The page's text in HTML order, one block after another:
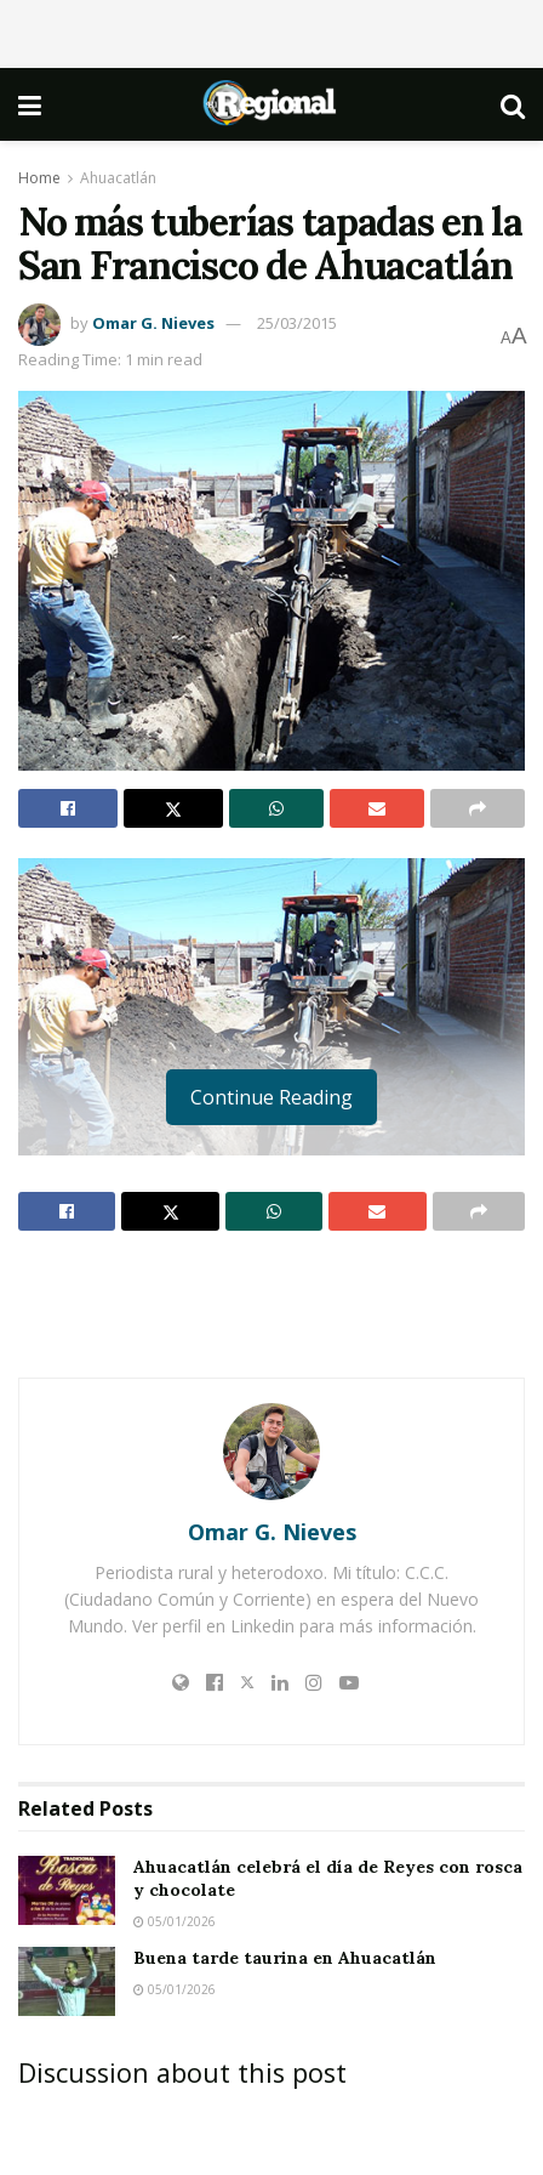
Home Ahuacatlán
No más tuberías tapadas en la
San Francisco de Ahuacatlán
by Omar G. Nieves
25/03/2015
Reading Time: 1 min read
AA
Ahuacatlán celebrá el día de Reyes con rosca y
Buena tarde taurina en Ahuacatlán
Continue Reading
Omar G. Nieves
Periodista rural y heterodoxo. Mi título: C.C.C.
(Ciudadano Común y Corriente) en espera del Nuevo
Mundo. Ver perfil en Linkedin para más información.
Related Posts
Ahuacatlán celebrá el día de Reyes con rosca
y chocolate
05/01/2026
Buena tarde taurina en Ahuacatlán
05/01/2026
Discussion about this post